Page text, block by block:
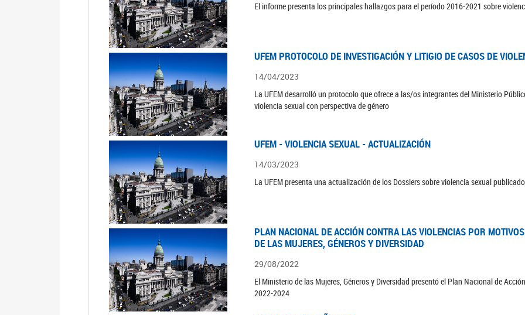
El informe presenta los principales hallazgos para el período 2016-2021 sobre
UFEM PROTOCOLO DE INVESTIGACIÓN Y LITIGIO DE CASOS DE
14/04/2023
La UFEM desarrolló un protocolo que ofrece a las/os integrantes del Ministerio
violencia sexual con perspectiva de género
UFEM - VIOLENCIA SEXUAL - ACTUALIZACIÓN
14/03/2023
La UFEM presenta una actualización de los Dossiers sobre violencia sexual
PLAN NACIONAL DE ACCIÓN CONTRA LAS VIOLENCIAS POR
DE LAS MUJERES, GÉNEROS Y DIVERSIDAD
29/08/2022
El Ministerio de las Mujeres, Géneros y Diversidad presentó el Plan Nacional de
2022-2024